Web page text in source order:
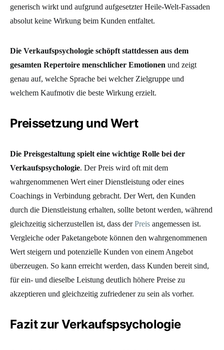
generisch wirkt und aufgrund aufgesetzter Heile-Welt-Fassaden
absolut keine Wirkung beim Kunden entfaltet.
Die Verkaufspsychologie schöpft stattdessen aus dem
gesamten Repertoire menschlicher Emotionen und zeigt
genau auf, welche Sprache bei welcher Zielgruppe und
welchem Kaufmotiv die beste Wirkung erzielt.
Preissetzung und Wert
Die Preisgestaltung spielt eine wichtige Rolle bei der
Verkaufspsychologie. Der Preis wird oft mit dem
wahrgenommenen Wert einer Dienstleistung oder eines
Coachings in Verbindung gebracht. Der Wert, den Kunden
durch die Dienstleistung erhalten, sollte betont werden, während
gleichzeitig sicherzustellen ist, dass derPreis angemessen ist.
Vergleiche oder Paketangebote können den wahrgenommenen
Wert steigern und potenzielle Kunden von einem Angebot
überzeugen. So kann erreicht werden, dass Kunden bereit sind,
für ein- und dieselbe Leistung deutlich höhere Preise zu
akzeptieren und gleichzeitig zufriedener zu sein als vorher.
Fazit zur Verkaufspsychologie